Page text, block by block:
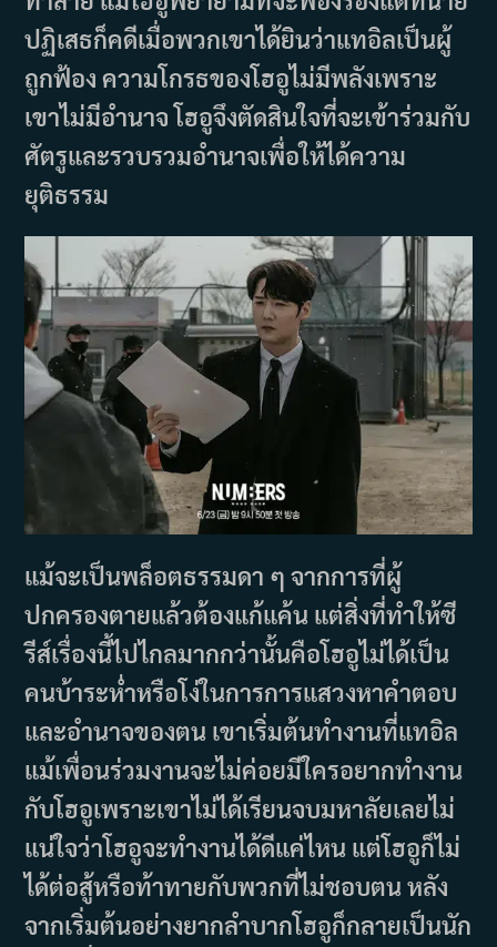
ปฏิเสธก็คดีเมื่อพวกเขาได้ยินว่าแทอิลเป็นผู้
ถูกฟ้อง ความโกรธของโฮอูไม่มีพลังเพราะ
เขาไม่มีอำนาจ โฮอูจึงตัดสินใจที่จะเข้าร่วมกับ
ศัตรูและรวบรวมอำนาจเพื่อให้ได้ความ
ยุติธรรม
แม้จะเป็นพล็อตธรรมดา ๆ จากการที่ผู้
ปกครองตายแล้วต้องแก้แค้น แต่สิ่งที่ทำให้ซี
รีส์เรื่องนี้ไปไกลมากกว่านั้นคือโฮอูไม่ได้เป็น
คนบ้าระห่ำหรือโง่ในการการแสวงหาคำตอบ
และอำนาจของตน เขาเริ่มต้นทำงานที่แทอิล
แม้เพื่อนร่วมงานจะไม่ค่อยมีใครอยากทำงาน
กับโฮอูเพราะเขาไม่ได้เรียนจบมหาลัยเลยไม่
แน่ใจว่าโฮอูจะทำงานได้ดีแค่ไหน แต่โฮอูก็ไม่
ได้ต่อสู้หรือท้าทายกับพวกที่ไม่ชอบตน หลัง
จากเริ่มต้นอย่างยากลำบากโฮอูก็กลายเป็นนัก